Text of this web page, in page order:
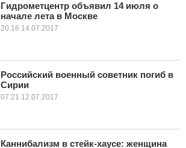
Гидрометцентр объявил 14 июля о
начале лета в Москве
20:16 14.07.2017
Российский военный советник погиб в
Сирии
07:21 12.07.2017
Каннибализм в стейк-хаусе: женщина